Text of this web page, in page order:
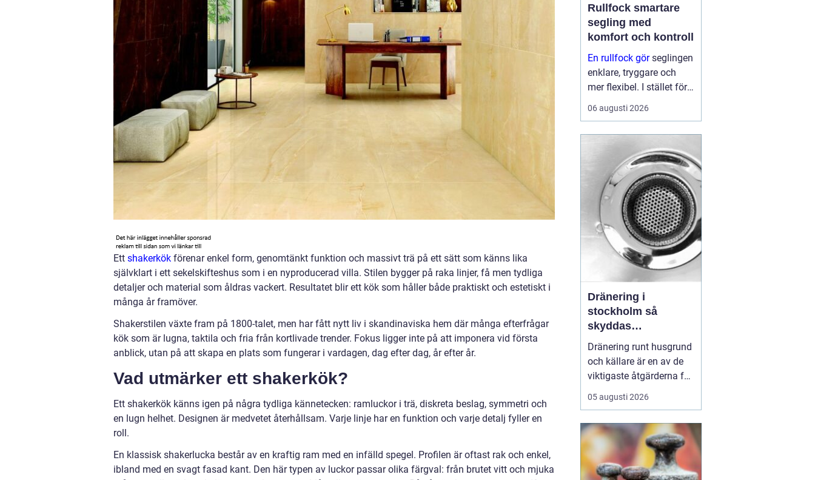
Ett shakerkök förenar enkel form, genomtänkt funktion och massivt trä på ett sätt som känns lika
självklart i ett sekelskifteshus som i en nyproducerad villa. Stilen bygger på raka linjer, få men tydliga
detaljer och material som åldras vackert. Resultatet blir ett kök som håller både praktiskt och estetiskt i
många år framöver.
Shakerstilen växte fram på 1800-talet, men har fått nytt liv i skandinaviska hem där många efterfrågar
kök som är lugna, taktila och fria från kortlivade trender. Fokus ligger inte på att imponera vid första
anblick, utan på att skapa en plats som fungerar i vardagen, dag efter dag, år efter år.
Vad utmärker ett shakerkök?
Ett shakerkök känns igen på några tydliga kännetecken: ramluckor i trä, diskreta beslag, symmetri och
en lugn helhet. Designen är medvetet återhållsam. Varje linje har en funktion och varje detalj fyller en
roll.
En klassisk shakerlucka består av en kraftig ram med en infälld spegel. Profilen är oftast rak och enkel,
ibland med en svagt fasad kant. Den här typen av luckor passar olika färgval: från brutet vitt och mjuka
Rullfock smartare
segling med
komfort och kontroll
En rullfock görseglingen
enklare, tryggare och
mer flexibel. I stället för
att byta försegel varje
gång vinden ökar eller
rulla in eller ut seglet
från sittbrunnen. På så
sätt ...
06 augusti 2026
Dränering i
stockholm så
skyddas
husgrunden mot
fukt och skador
Dränering runt husgrund
och källare är en av de
viktigaste åtgärderna för
att skydda en fastighet
på lång sikt. I
markförhållanden, äldre
bebyggelse och kraftiga
regn skapar extra
05 augusti 2026